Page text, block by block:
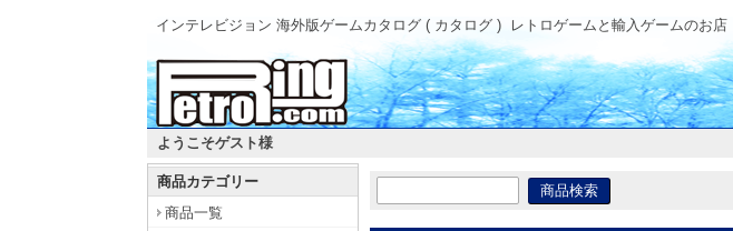
インテレビジョン 海外版ゲームカタログ ( カタログ ) レトロゲームと輸入ゲームのお店
ようこそゲスト様
商品カテゴリー
商品一覧